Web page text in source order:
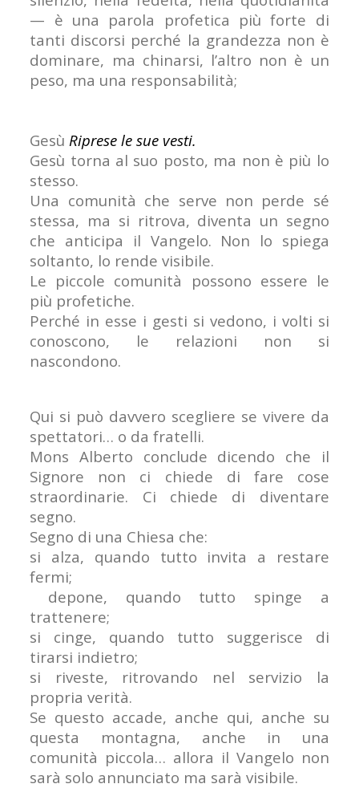
— è una parola profetica più forte di
tanti discorsi perché la grandezza non è
dominare, ma chinarsi, l’altro non è un
peso, ma una responsabilità;
Gesù Riprese le sue vesti.
Gesù torna al suo posto, ma non è più lo
stesso.
Una comunità che serve non perde sé
stessa, ma si ritrova, diventa un segno
che anticipa il Vangelo. Non lo spiega
soltanto, lo rende visibile.
Le piccole comunità possono essere le
più profetiche.
Perché in esse i gesti si vedono, i volti si
conoscono, le relazioni non si
nascondono.
Qui si può davvero scegliere se vivere da
spettatori… o da fratelli.
Mons Alberto conclude dicendo che il
Signore non ci chiede di fare cose
straordinarie. Ci chiede di diventare
segno.
Segno di una Chiesa che:
si alza, quando tutto invita a restare
fermi;
depone, quando tutto spinge a
trattenere;
si cinge, quando tutto suggerisce di
tirarsi indietro;
si riveste, ritrovando nel servizio la
propria verità.
Se questo accade, anche qui, anche su
questa montagna, anche in una
comunità piccola… allora il Vangelo non
sarà solo annunciato ma sarà visibile.